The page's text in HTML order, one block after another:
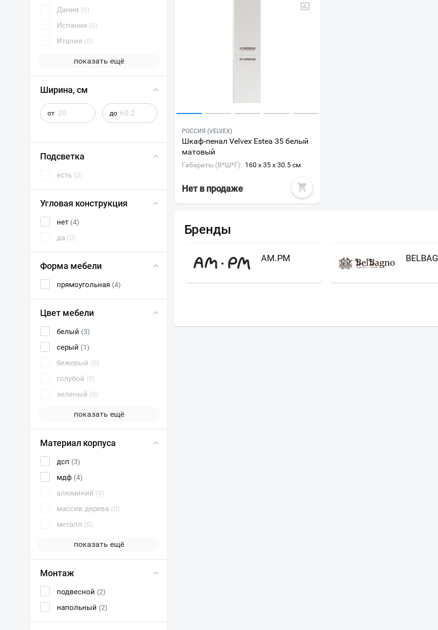
Дания (0)
Испания (0)
Италия (0)
показать ещё
Ширина, см
от до
Подсветка
есть (0)
Угловая конструкция
нет (4)
да (0)
Форма мебели
прямоугольная (4)
Цвет мебели
белый (3)
серый (1)
бежевый (0)
голубой (0)
зеленый (0)
показать ещё
Материал корпуса
дсп (3)
мдф (4)
алюминий (0)
массив дерева (0)
металл (0)
показать ещё
Монтаж
подвесной (2)
напольный (2)
РОССИЯ (VELVEX)
Шкаф-пенал Velvex Estea 35 белый
матовый
Габариты (В*Ш*Г): 160 x 35 x 30.5 см
Нет в продаже
Бренды
AM.PM